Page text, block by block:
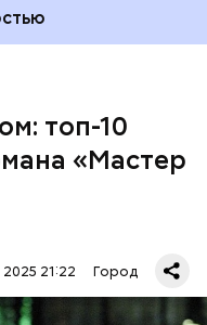
топ-10
«Мастер
21:22 Город
Большой Садовой
ХХ века с большим
отношение к